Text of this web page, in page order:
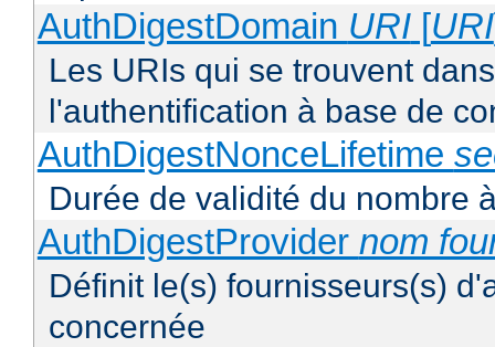
AuthDigestDomain URI[URI
Les URIs qui se trouvent
l'authentification à base de
AuthDigestNonceLifetime
Durée de validité du nombre
AuthDigestProvider nom
Définit le(s) fournisseurs(s)
concernée